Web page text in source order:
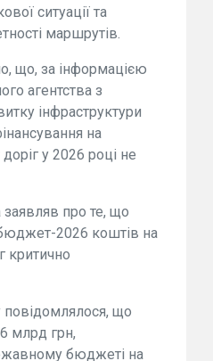
ситуації та
маршрутів.
що, за інформацією
агентства з
інфраструктури
на
у 2026 році не
про те, що
2026 коштів на
критично
повідомлялося, що
млрд грн,
бюджеті на